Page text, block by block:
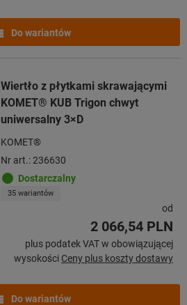
Do wariantów
Wiertło z płytkami skrawającymi
KOMET® KUB Trigon chwyt
uniwersalny 3×D
KOMET®
Nr art.: 236630
Dostarczalny
35 wariantów
od
2 066,54 PLN
plus podatek VAT w obowiązującej
wysokości Ceny plus koszty dostawy
Do wariantów